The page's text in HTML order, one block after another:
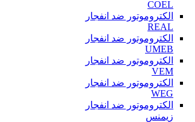
COEL
الکتروموتور ضد انفجار
REAL
الکتروموتور ضد انفجار
UMEB
الکتروموتور ضد انفجار
VEM
الکتروموتور ضد انفجار
WEG
الکتروموتور ضد انفجار
زیمنس